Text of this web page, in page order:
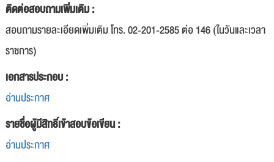
ติดต่อสอบถามเพิ่มเติม :
สอบถามรายละเอียดเพิ่มเติม โทร. 02-201-2585 ต่อ 146 (ในวันและเวลา
ราชการ)
เอกสารประกอบ :
อ่านประกาศ
รายชื่อผู้มีสิทธิ์เข้าสอบข้อเขียน :
อ่านประกาศ